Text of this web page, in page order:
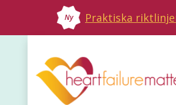
Ny Praktiska